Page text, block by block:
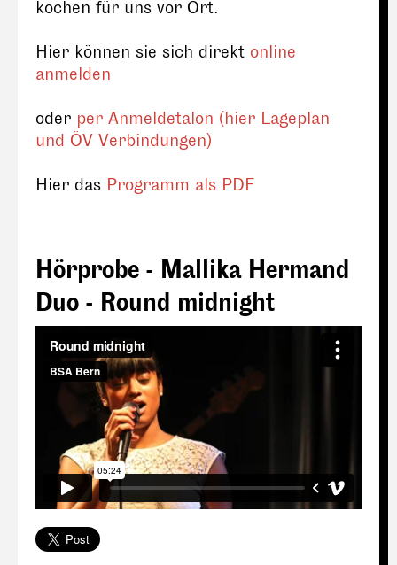
kochen für uns vor Ort.
Hier können sie sich direkt online
anmelden
oder per Anmeldetalon (hier Lageplan
und ÖV Verbindungen)
Hier das Programm als PDF
Hörprobe - Mallika Hermand
Duo - Round midnight